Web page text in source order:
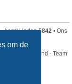
om de
• Aantal leden5842 • Ons
Club Nederland - Team